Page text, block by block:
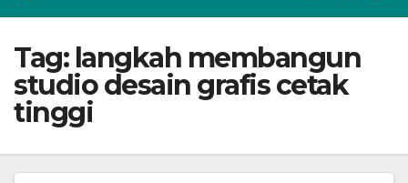
Tag: langkah membangun
studio desain grafis cetak
tinggi